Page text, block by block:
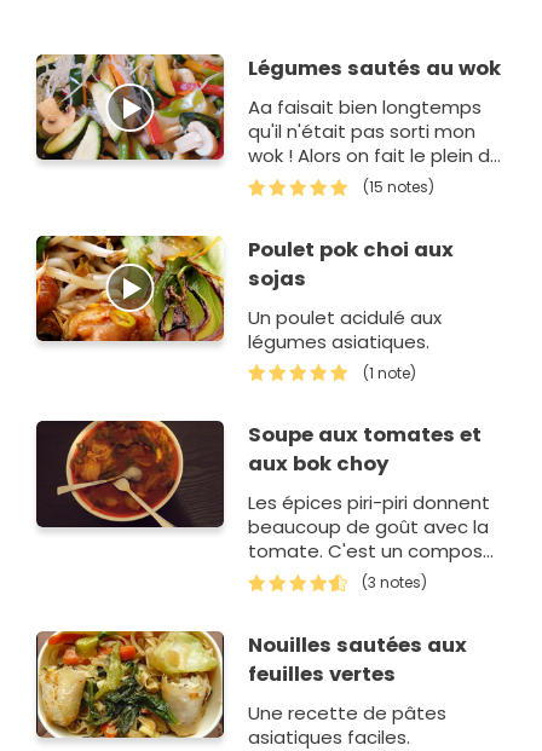
Légumes sautés au wok
Aa faisait bien longtemps
qu'il n'était pas sorti mon
wok ! Alors on fait le plein de
légumes, on rajoute
quelques petits lardons, un
on…
(15 notes)
Poulet pok choi aux
sojas
Un poulet acidulé aux
légumes asiatiques.
(1 note)
Soupe aux tomates et
aux bok choy
Les épices piri-piri donnent
beaucoup de goût avec la
tomate. C'est un composé
épicé en poudre, mais bien
dosé il convient à tout le
mexicaines…
(3 notes)
Nouilles sautées aux
feuilles vertes
Une recette de pâtes
asiatiques faciles.